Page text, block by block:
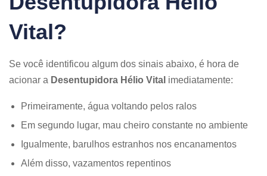
Vital?
Se você identificou algum dos sinais abaixo, é hora de
acionar a Desentupidora Hélio Vital imediatamente:
Primeiramente, água voltando pelos ralos
Em segundo lugar, mau cheiro constante no ambiente
Igualmente, barulhos estranhos nos encanamentos
Além disso, vazamentos repentinos